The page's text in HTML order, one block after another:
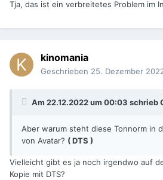
Tja, das ist ein verbreitetes Problem im
kinomania
Geschrieben 25. Dezember
Am 22.12.2022 um 00:03 schrieb
Aber warum steht diese Tonnorm in
von Avatar? ( DTS )
Vielleicht gibt es ja noch irgendwo auf
Kopie mit DTS?